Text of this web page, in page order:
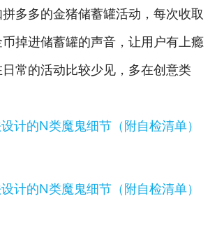
拼多多的金猪储蓄罐活动，每次收取
掉进储蓄罐的声音，让用户有上瘾
常的活动比较少见，多在创意类